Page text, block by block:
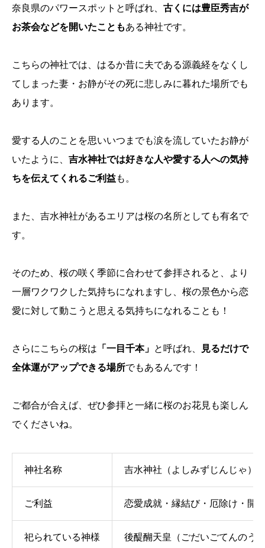
奈良県のパワースポットと呼ばれ、 古くには豊臣秀吉が
お茶会などを開いたこともある神社です。
こちらの神社では、はるか昔に夫である源義経をなくし
てしまった妻・お静がその死に悲しみに暮れた場所でも
あります。
愛する人のことを思いいつまでも涙を流していたお静が
いたように、 吉水神社では好きな人や愛する人への気持
ちを伝えてくれるご利益も。
また、吉水神社があるエリアは桜の名所としても有名で
す。
そのため、桜の咲く季節に合わせて参拝されると、より
一層ワクワクした気持ちになれますし、桜の景色から恋
愛に対して動こうと思える気持ちになれることも！
さらにこちらの桜は 「一目千本」 と呼ばれ、
見るだけで
全体運がアップできる場所でもあるんです！
ご都合が合えば、ぜひ参拝と一緒に桜のお花見も楽しん
でくださいね。
神社名称 吉水神社（よしみずじんじゃ）
ご利益 恋愛成就・縁結び・厄除け・開
祀られている神様 後醍醐天皇（ごだいごてんのう